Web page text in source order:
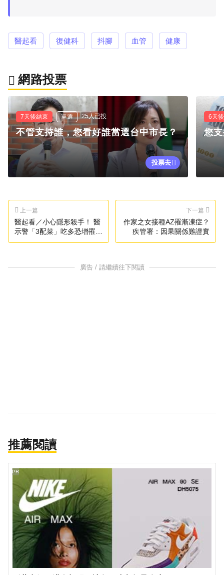
醫起看 復健科 抖腳 血管 健康
網路投票
7天後結束 單選 25人已投
不管支持誰，您看好誰當選台中市長？
投票去
6天
您
上一篇
醫起看／小心隱形殺手！ 醫
示警「3配菜」吃多恐增罹癌
風險
下一篇
作家之女接種AZ罹漸凍症？
疾管署：因果關係難證實
廣告 / 請繼續往下閱讀
推薦閱讀
PR